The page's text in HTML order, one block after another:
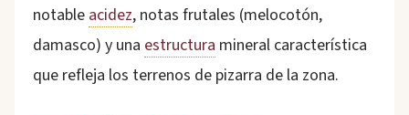
notable acidez, notas frutales (melocotón,
damasco) y una estructura mineral característica
que refleja los terrenos de pizarra de la zona.